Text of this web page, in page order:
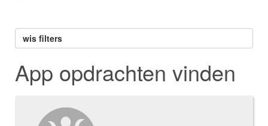
wis filters
App opdrachten vinden